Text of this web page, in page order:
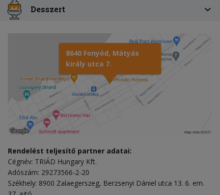
Desszert
8640 Fonyód, Mátyás
király utca 7.
Rendelést teljesítő partner adatai:
Cégnév: TRIÁD Hungary Kft.
Adószám: 29273566-2-20
Székhely: 8900 Zalaegerszeg, Berzsenyi Dániel utca 13. 6. em.